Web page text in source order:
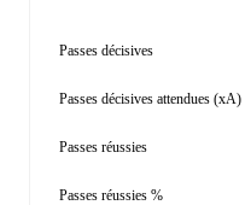
Passes décisives
Passes décisives attendues (xA)
Passes réussies
Passes réussies %